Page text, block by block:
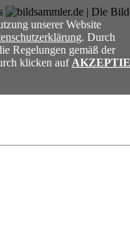
unserer Website
. Durch
Regelungen gemäß der
klicken auf